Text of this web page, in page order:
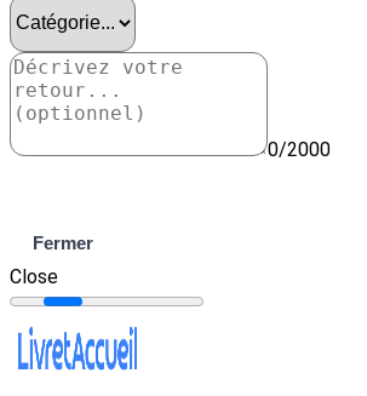
0/2000
Fermer
Close